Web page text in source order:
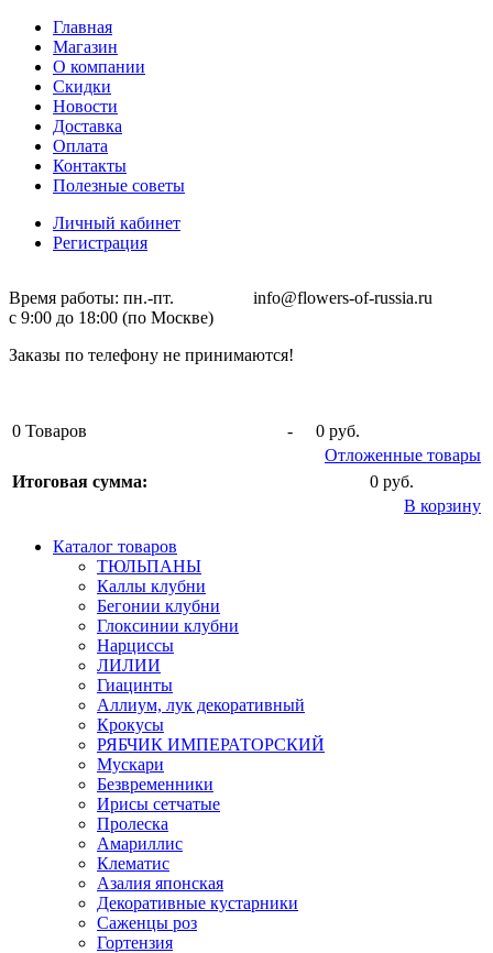
Главная
Магазин
О компании
Скидки
Новости
Доставка
Оплата
Контакты
Полезные советы
Личный кабинет
Регистрация
Время работы: пн.-пт. info@flowers-of-russia.ru
с 9:00 до 18:00 (по Москве)
Заказы по телефону не принимаются!
0 Товаров -
0 руб.
Отложенные товары
Итоговая сумма:
0 руб.
В корзину
Каталог товаров
ТЮЛЬПАНЫ
Каллы клубни
Бегонии клубни
Глоксинии клубни
Нарциссы
ЛИЛИИ
Гиацинты
Аллиум, лук декоративный
Крокусы
РЯБЧИК ИМПЕРАТОРСКИЙ
Мускари
Безвременники
Ирисы сетчатые
Пролеска
Амариллис
Клематис
Азалия японская
Декоративные кустарники
Саженцы роз
Гортензия